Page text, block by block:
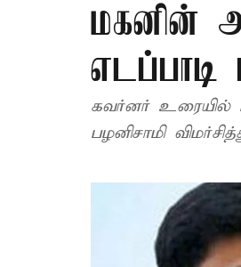
மகனின்
எடப்பாடி
கவர்னர் உரையில்
பழனிசாமி